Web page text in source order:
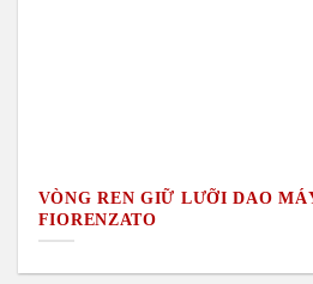
VÒNG REN GIỮ LƯỠI DAO
FIORENZATO